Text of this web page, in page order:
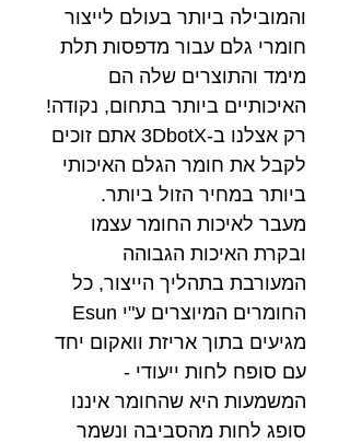
והמובילה ביותר בעולם לייצור
חומרי גלם עבור מדפסות תלת
מימד והתוצרים שלה הם
האיכותיים ביותר בתחום, נקודה!
רק אצלנו ב-3DbotX אתם זוכים
לקבל את חומר הגלם האיכותי
ביותר במחיר הזול ביותר.
מעבר לאיכות החומר עצמו
ובקרת האיכות הגבוהה
המעורבת בתהליך הייצור, כל
החומרים המיוצרים ע"י Esun
מגיעים בתוך אריזת וואקום יחד
עם סופח לחות ייעודי -
המשמעות היא שהחומר איננו
סופג לחות מהסביבה ונשמר